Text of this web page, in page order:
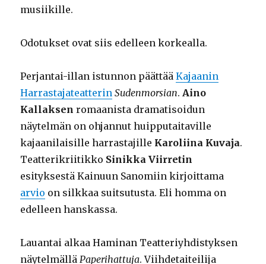
musiikille.
Odotukset ovat siis edelleen korkealla.
Perjantai-illan istunnon päättääKajaanin
Harrastajateatterin Sudenmorsian.Aino
Kallaksen romaanista dramatisoidun
näytelmän on ohjannut huipputaitaville
kajaanilaisille harrastajille Karoliina Kuvaja.
Teatterikriitikko Sinikka Viirretin
esityksestä Kainuun Sanomiin kirjoittama
arvio on silkkaa suitsutusta. Eli homma on
edelleen hanskassa.
Lauantai alkaa Haminan Teatteriyhdistyksen
näytelmälläPaperihattuja. Viihdetaiteilija